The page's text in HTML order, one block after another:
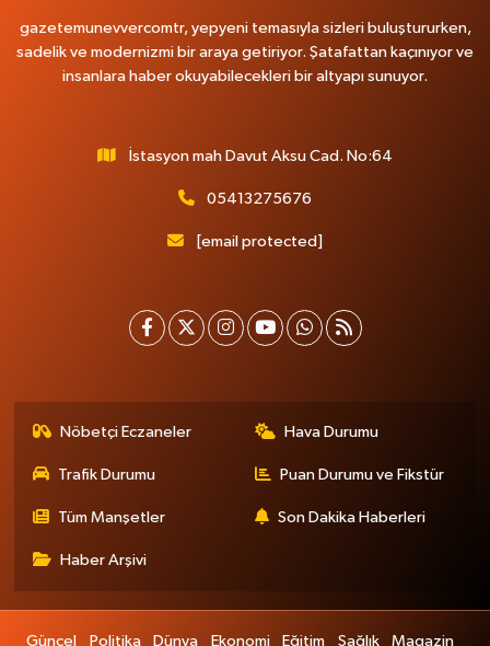
gazetemunevvercomtr, yepyeni temasıyla sizleri buluştururken,
sadelik ve modernizmi bir araya getiriyor. Şatafattan kaçınıyor ve
insanlara haber okuyabilecekleri bir altyapı sunuyor.
İstasyon mah Davut Aksu Cad. No:64
05413275676
[email protected]
Nöbetçi Eczaneler Hava Durumu
Trafik Durumu Puan Durumu ve Fikstür
Tüm Manşetler Son Dakika Haberleri
Haber Arşivi
Güncel Politika Dünya Ekonomi Eğitim Sağlık Magazin